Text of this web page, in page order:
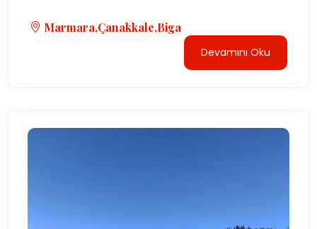
Marmara,Çanakkale,Biga
Devamını Oku